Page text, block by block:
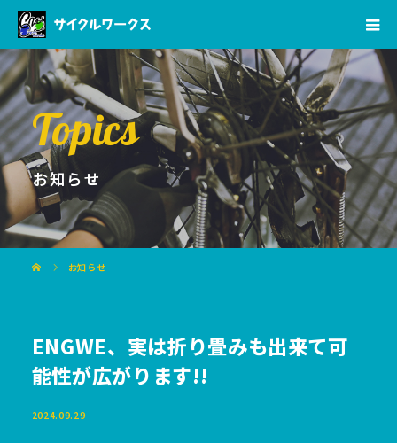
Topics
お知らせ
お知らせ
ENGWE、実は折り畳みも出来て可
能性が広がります!!
2024.09.29